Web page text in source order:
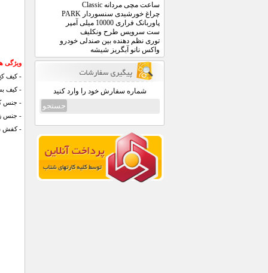
ساعت مچی مردانه Classic
چراغ خورشیدی سنسوردار PARK
پاوربانک فراری 10000 میلی آمپر
ست سرویس طرح ونکلیف
توری نظم دهنده بین صندلی خودرو
واکس نانو آبگریز شیشه
شماره سفارش خود را وارد کنید
ویژگی
-کیف
- کيف
- جنس
- جنس
- کفش در سایز های